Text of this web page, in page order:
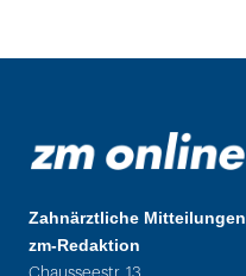
Zahnärztliche Mitteilungen
zm-Redaktion
Chausseestr. 13